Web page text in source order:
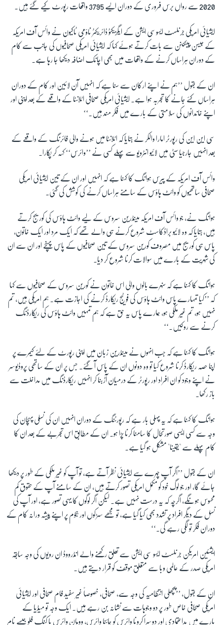
زبان
2020 سے رواں برس فروری کے دوران ایسے 3795 واقعات رپورٹ کیے گئے ہیں۔
ایشیائی امریکی جرنلسٹ ایسوسی ایشن کے ایگزیکٹو ڈائریکٹر ناؤمی ٹاکیون نے وائس آف امریکہ
کے جیسن پیٹکنن سے بات کرتے ہوئے کہا کہ ایشیائی امریکی صحافیوں کی جانب سے کام
کے دوران ہراساں کرنے کے واقعات میں بھی اچانک اضافہ دیکھا جا رہا ہے۔
ان کے بقول ’’ہم نے اپنے ارکان سے سنا ہے کہ انہیں آن لائین اور کام کے دوران
ہراساں کئے جانے کا تجربہ ہوا ہے۔ ایشیائی امریکی صحافی اٹلانٹا کے واقعے کے بعد اپنی اور
اپنے خاندانوں کی سلامتی کے بارے میں فکر مند ہیں۔‘‘
سی این این کی رپورٹر امارا والکر نے بتایا کہ اٹلانٹا میں ہونے والی فائرنگ کے واقعے کے
بعد انہیں جارجیا سٹی میں لائیو انٹرویو سے پہلے کسی نے ’’وائرس‘‘ کہہ کر پکارا۔
وائس آف امریکہ کے پیرس ہوانگ کا کہنا ہے کہ انہیں اور ان کے تین ایشیائی امریکی
صحافی ساتھیوں کو وائٹ ہاؤس کے سامنے ہراساں کرنے کی کوشش کی گئی۔
ہوانگ نے، جو وائس آف امریکہ مینڈرین سروس کے لیے وائٹ ہاؤس کی کوریج کرتے
ہیں، بتایا کہ وہ لائیو براڈکاسٹ شروع کرنے ہی والے تھے کہ ایک مرد اور ایک خاتون،
پاس ہی کوریج میں مصروف کورین سروس کے تین صحافیوں کے پاس پہنچے اور ان سے ان
کی شہریت کے بارے میں سوالات کرنا شروع کر دیا۔
ہوانگ کا کہنا ہے کہ سنہرے بالوں والی اس خاتون نے کورین سروس کے صحافیوں سے کہا
کہ ’’کیا تمہارے پاس وائٹ ہاؤس کی فوٹیج ریکارڈ کرنے کی اجازت ہے۔ ہم امریکی ہیں، تم
نہیں ہو، تم غیر ملکی ہو، ہمارے پاس یہ حق ہے کہ ہم تمہیں وائٹ ہاؤس کی ریکارڈنگ
کرنے سے روکیں۔‘‘
ہوانگ کا کہنا ہے کہ جب انہوں نے مینڈرین زبان میں اپنی رپورٹ کے لئے کیمرے پر
اپنا حصہ ریکارڈ کرنا شروع کیا تو وہ دونوں ان کے پاس آ گئے۔ جس پر ان کے ساتھی پروڈیوسر
نے اپنے وجود کو ان افراد اور رپورٹر کے درمیان آڑ بنا کر انہیں ریکارڈنگ میں مداخلت سے
باز رکھا۔
ہوانگ کا کہنا ہے کہ یہ پہلی بار ہے کہ رپورٹنگ کے دوران انہیں ان کی نسلی پہچان کی
وجہ سے کسی ایسی صورتحال کا سامنا کرنا پڑا ہو۔ ان کے مطابق اس تجربے کے بعد ان کا
کام پہلے سے "یقینا" مشکل ہو گیا ہے۔
ان کے بقول ’’اگر آپ چہرے سے ایشیائی نظر آتے ہے، تو آپ کو غیر ملکی کے طور پر دیکھا
جائے گا، اور جو لوگ خود کو مکمل امریکی تصور کرتے ہیں، ان کے سامنے آپ کے حقوق کم
محسوس ہونگے، اگرچہ کہ یہ درست نہیں ہے۔ لیکن اگر لوگوں کا یہی تصور ہے، اور آپ کی
نسل کے دیگر افراد پر تشدد بھی کیا گیا ہے، تو مجھے سڑکوں اور ہجوم پر اپنے پیشہ ورانہ کام کے
دوران فکر تو لگی رہے گی۔‘‘
ایشئین امریکن جرنلسٹ ایسو سی ایشن سے تعلق رکھنے والے انڈرووڈ ان رویوں کی وجہ سابقہ
امریکی صدر کے عالمی وبا سے متعلق موقف کو قرار دیتے ہیں۔
ان کے بقول، ’’پچھلی انتظامیہ کی وجہ سے، صحافی، خصوصاً غیر سفید فام صحافی اور ایشیائی
امریکی صحافی خاص طور پر دو وجوہات سے نشانہ بن رہے ہیں۔ ایک وجہ تو میڈیا کے
بارے میں بداعتمادی اور دوسرا کرونا وائرس کو چائنا وائرس، ووہان وائرس یا کنگ فلو جیسے نام